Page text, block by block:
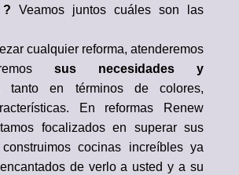
Veamos juntos cuáles son las
cualquier reforma, atenderemos
sus necesidades y
tanto en términos de colores,
En reformas Renew
focalizados en superar sus
cocinas increíbles ya
de verlo a usted y a su